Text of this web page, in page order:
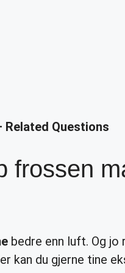
Questions
frossen
bedre enn luft. Og jo
kan du gjerne tine